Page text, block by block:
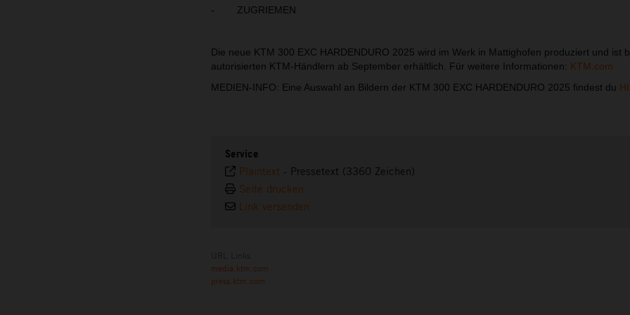
- ZUGRIEMEN
Die neue KTM 300 EXC HARDENDURO 2025 wird im Werk in Mattighofen produziert und ist
autorisierten KTM-Händlern ab September erhältlich. Für weitere Informationen: KTM.com
MEDIEN-INFO: Eine Auswahl an Bildern der KTM 300 EXC HARDENDURO 2025 findest du
Service
Plaintext - Pressetext (3360 Zeichen)
Seite drucken
Link versenden
media.ktm.com
press.ktm.com